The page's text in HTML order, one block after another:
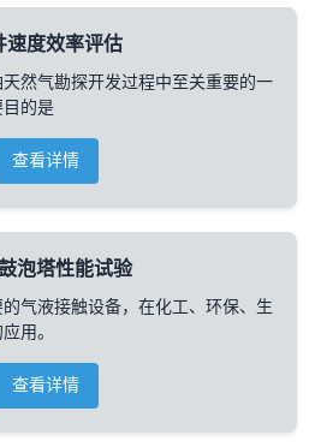
速度效率评估
然气勘探开发过程中至关重要的一
的是
查看详情
泡塔性能试验
气液接触设备，在化工、环保、生
用。
查看详情